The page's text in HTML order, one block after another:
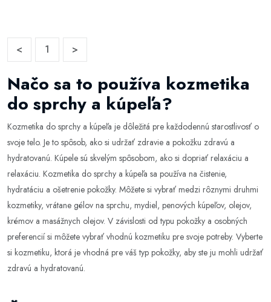
< 1 >
Načo sa to používa kozmetika
do sprchy a kúpeľa?
Kozmetika do sprchy a kúpeľa je dôležitá pre každodennú starostlivosť o
svoje telo. Je to spôsob, ako si udržať zdravie a pokožku zdravú a
hydratovanú. Kúpele sú skvelým spôsobom, ako si dopriať relaxáciu a
relaxáciu. Kozmetika do sprchy a kúpeľa sa používa na čistenie,
hydratáciu a ošetrenie pokožky. Môžete si vybrať medzi rôznymi druhmi
kozmetiky, vrátane gélov na sprchu, mydiel, penových kúpeľov, olejov,
krémov a masážnych olejov. V závislosti od typu pokožky a osobných
preferencií si môžete vybrať vhodnú kozmetiku pre svoje potreby. Vyberte
si kozmetiku, ktorá je vhodná pre váš typ pokožky, aby ste ju mohli udržať
zdravú a hydratovanú.